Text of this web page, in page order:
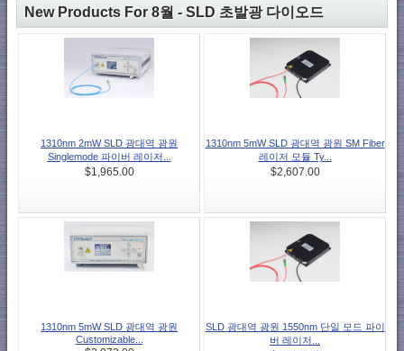
New Products For 8월 - SLD 초발광 다이오드
1310nm 2mW SLD 광대역 광원
Singlemode 파이버 레이저...
$1,965.00
1310nm 5mW SLD 광대역 광원 SM Fiber
레이저 모듈 Ty...
$2,607.00
1310nm 5mW SLD 광대역 광원
Customizable...
SLD 광대역 광원 1550nm 단일 모드 파이
버 레이저...